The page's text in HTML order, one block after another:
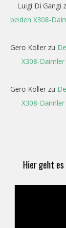
Luigi Di Gangi
beiden X308-
Gero Kollerzu
X308-
Gero Kollerzu
X308-
Hier geht es